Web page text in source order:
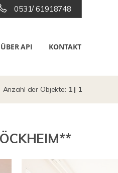
0531/ 61918748
ÜBER API KONTAKT
Anzahl der Objekte: 1 | 1